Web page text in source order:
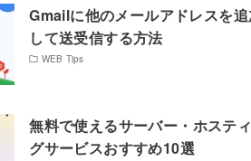
Gmailに他のメールアドレスを
して送受信する方法
WEB Tips
無料で使えるサーバー・ホステ
グサービスおすすめ10選